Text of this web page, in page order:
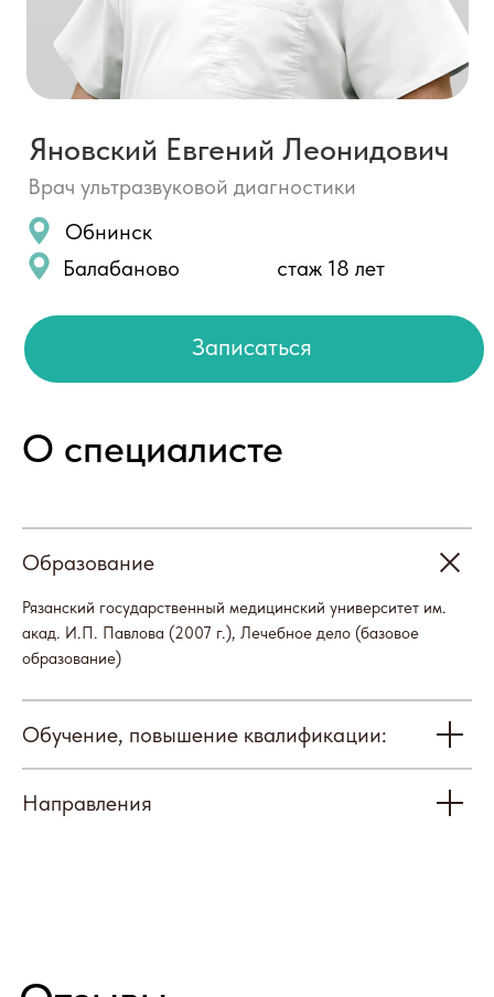
Балабаново
Обнинск
О специалисте
Образование
Рязанский государственный медицинский университет им.
акад. И.П. Павлова (2007 г.), Лечебное дело (базовое
образование)
Обучение, повышение квалификации:
Направления
Отзывы
Наши партнеры